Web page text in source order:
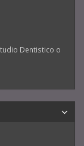
Dentistico o